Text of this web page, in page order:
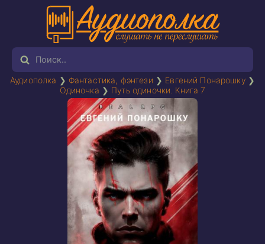
Аудиополка ❯ Фантастика, фэнтези ❯ Евгений Понарошку ❯
Одиночка ❯ Путь одиночки. Книга 7